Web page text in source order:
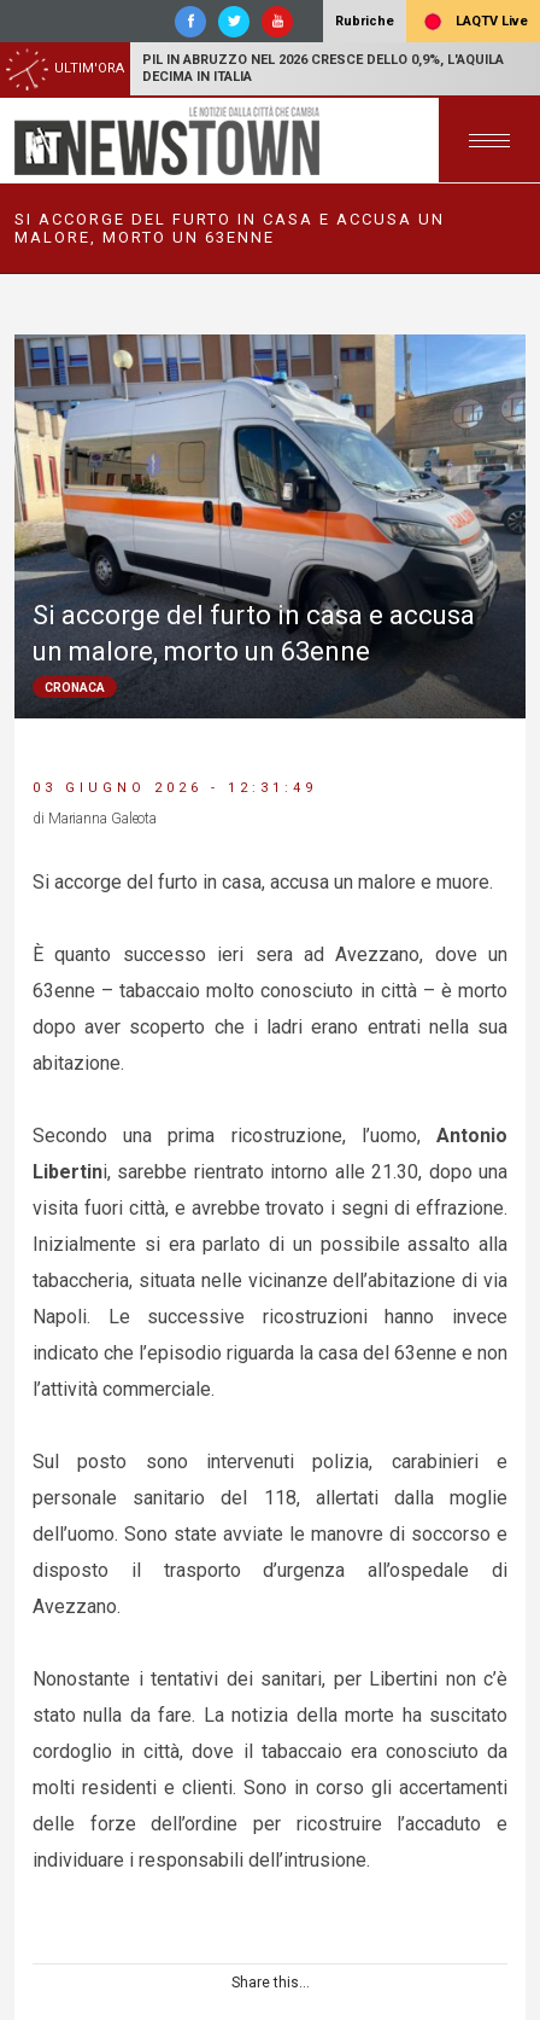
Rubriche LAQTV Live
ULTIM'ORA
PIL IN ABRUZZO NEL 2026 CRESCE DELLO 0,9%, L'AQUILA
DECIMA IN ITALIA
SI ACCORGE DEL FURTO IN CASA E ACCUSA UN
MALORE, MORTO UN 63ENNE
Si accorge del furto in casa e accusa
un malore, morto un 63enne
CRONACA
03 GIUGNO 2026 - 12:31:49
di Marianna Galeota
Si accorge del furto in casa, accusa un malore e muore.
È quanto successo ieri sera ad Avezzano, dove un
63enne – tabaccaio molto conosciuto in città – è morto
dopo aver scoperto che i ladri erano entrati nella sua
abitazione.
Secondo una prima ricostruzione, l’uomo,Antonio
Libertini, sarebbe rientrato intorno alle 21.30, dopo una
visita fuori città, e avrebbe trovato i segni di effrazione.
Inizialmente si era parlato di un possibile assalto alla
tabaccheria, situata nelle vicinanze dell’abitazione di via
Napoli. Le successive ricostruzioni hanno invece
indicato che l’episodio riguarda la casa del 63enne e non
l’attività commerciale.
Sul posto sono intervenuti polizia, carabinieri e
personale sanitario del 118, allertati dalla moglie
dell’uomo. Sono state avviate le manovre di soccorso e
disposto il trasporto d’urgenza all’ospedale di
Avezzano.
Nonostante i tentativi dei sanitari, per Libertini non c’è
stato nulla da fare. La notizia della morte ha suscitato
cordoglio in città, dove il tabaccaio era conosciuto da
molti residenti e clienti. Sono in corso gli accertamenti
delle forze dell’ordine per ricostruire l’accaduto e
individuare i responsabili dell’intrusione.
Share this...